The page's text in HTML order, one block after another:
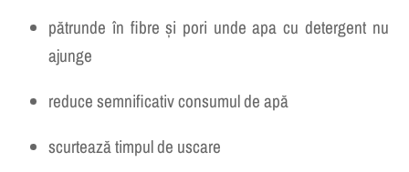
pătrunde în fibre și pori unde apa cu detergent nu
ajunge
reduce semnificativ consumul de apă
scurtează timpul de uscare